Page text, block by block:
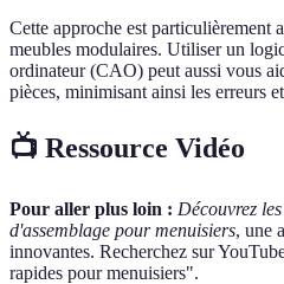
Cette approche est particulièrement
meubles modulaires. Utiliser un
ordinateur (CAO) peut aussi vous
pièces, minimisant ainsi les erreurs
📺 Ressource Vidéo
Pour aller plus loin : Découvrez
d'assemblage pour menuisiers, une
innovantes. Recherchez sur
rapides pour menuisiers".